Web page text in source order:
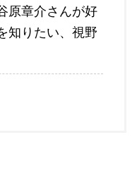
原章介さんが好
知りたい、視野